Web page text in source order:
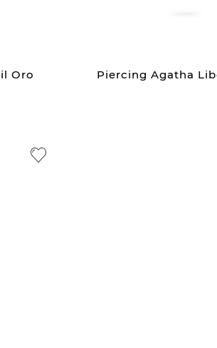
Oro
Piercing Agatha